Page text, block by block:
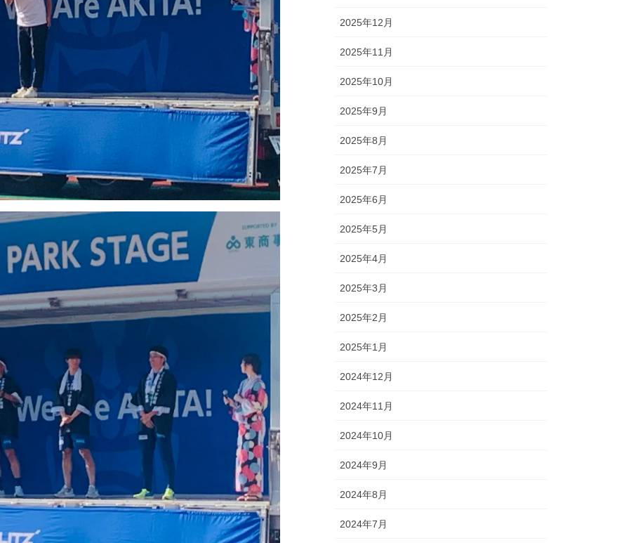
2025年12月
2025年11月
2025年10月
2025年9月
2025年8月
2025年7月
2025年6月
2025年5月
2025年4月
2025年3月
2025年2月
2025年1月
2024年12月
2024年11月
2024年10月
2024年9月
2024年8月
2024年7月